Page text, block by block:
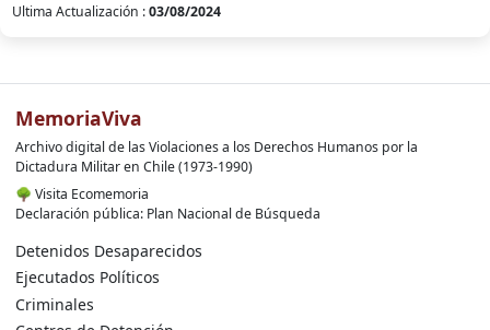
Ultima Actualización :03/08/2024
MemoriaViva
Archivo digital de las Violaciones a los Derechos Humanos por la
Dictadura Militar en Chile (1973-1990)
🌳 Visita Ecomemoria
Declaración pública: Plan Nacional de Búsqueda
Detenidos Desaparecidos
Ejecutados Políticos
Criminales